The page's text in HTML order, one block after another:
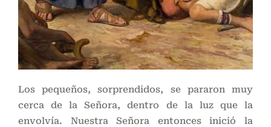
Los pequeños, sorprendidos, se pararon muy
cerca de la Señora, dentro de la luz que la
envolvía. Nuestra Señora entonces inició la